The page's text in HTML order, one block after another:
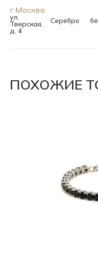
г.Москва
ул.
Тверская,
д. 4
Серебро
ПОХОЖИЕ